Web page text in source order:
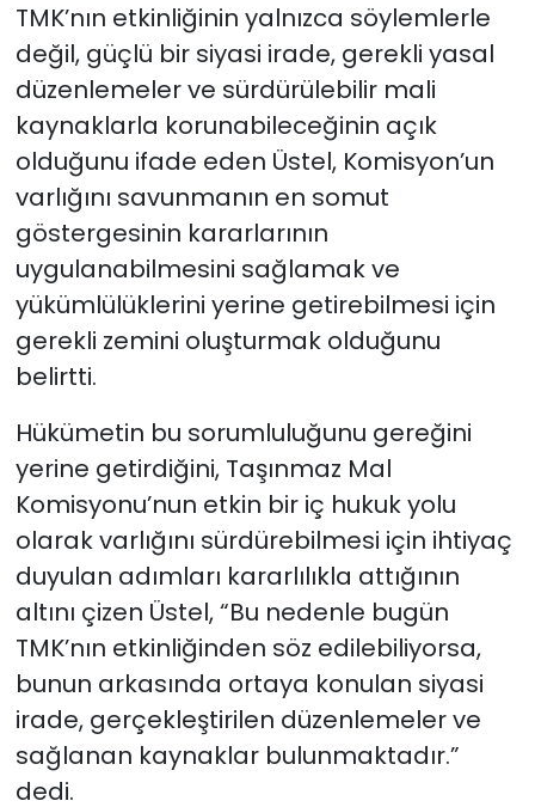
TMK’nın etkinliğinin yalnızca söylemlerle
değil, güçlü bir siyasi irade, gerekli yasal
düzenlemeler ve sürdürülebilir mali
kaynaklarla korunabileceğinin açık
olduğunu ifade eden Üstel, Komisyon’un
varlığını savunmanın en somut
göstergesinin kararlarının
uygulanabilmesini sağlamak ve
yükümlülüklerini yerine getirebilmesi için
gerekli zemini oluşturmak olduğunu
belirtti.
Hükümetin bu sorumluluğunu gereğini
yerine getirdiğini, Taşınmaz Mal
Komisyonu’nun etkin bir iç hukuk yolu
olarak varlığını sürdürebilmesi için ihtiyaç
duyulan adımları kararlılıkla attığının
altını çizen Üstel, “Bu nedenle bugün
TMK’nın etkinliğinden söz edilebiliyorsa,
bunun arkasında ortaya konulan siyasi
irade, gerçekleştirilen düzenlemeler ve
sağlanan kaynaklar bulunmaktadır.”
dedi.